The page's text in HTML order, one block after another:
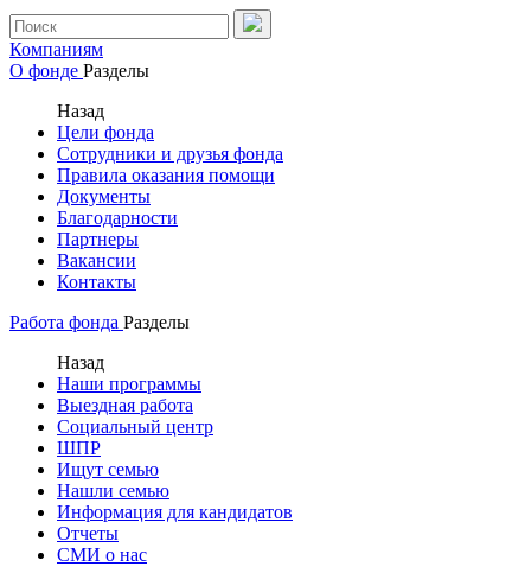
Компаниям
О фонде Разделы
Назад
Цели фонда
Сотрудники и друзья фонда
Правила оказания помощи
Документы
Благодарности
Партнеры
Вакансии
Контакты
Работа фонда Разделы
Назад
Наши программы
Выездная работа
Социальный центр
ШПР
Ищут семью
Нашли семью
Информация для кандидатов
Отчеты
СМИ о нас